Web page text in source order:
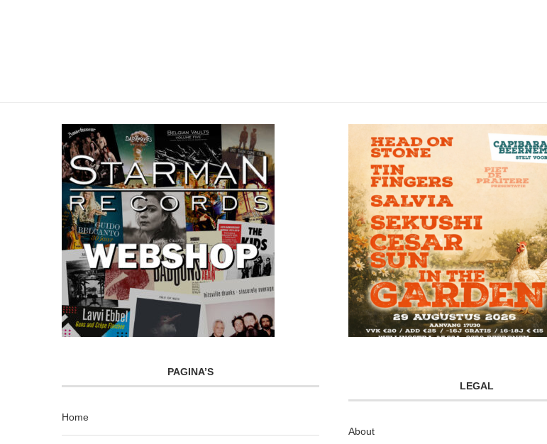
PAGINA’S
Home
LEGAL
About